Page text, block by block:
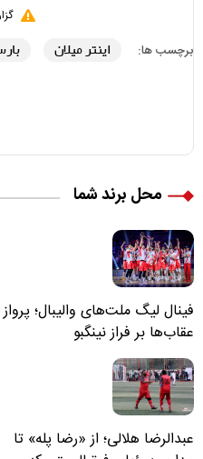
برچسب ها: اینتر میلان
محل برند شما
فینال لیگ ملت‌های والیبال؛ پرواز
عقاب‌ها بر فراز نینگبو
عبدالرضا هلالی؛ از «رضا پله» تا